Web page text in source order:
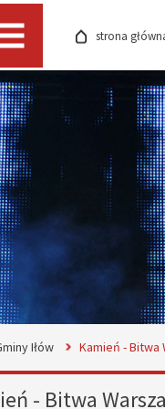
Menu strona
Iłów Kamień - Bitwa
- Bitwa